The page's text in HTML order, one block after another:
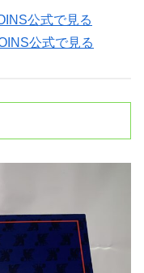
公式で見る
公式で見る